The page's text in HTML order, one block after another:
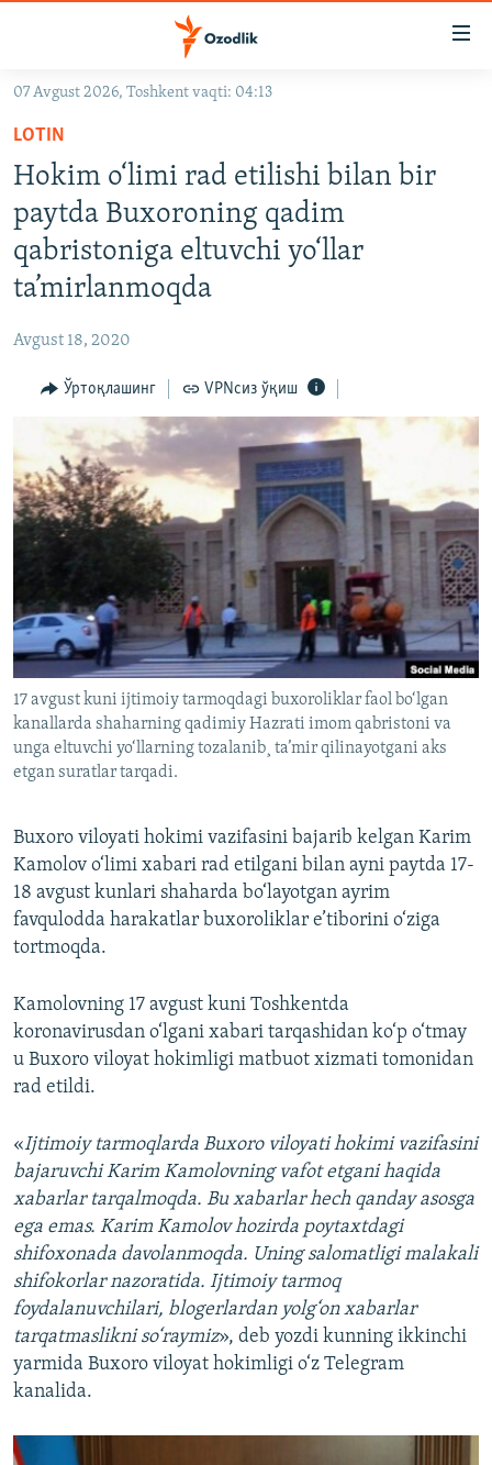
Асосий
навигацияга
ўтинг
Қидиришга
ўтинг
OZODVIDEO
OZODARXIV
На русском
Озодлик бошқа тилларда
07 Avgust 2026, Toshkent vaqti: 04:13
LOTIN
Hokim o‘limi rad etilishi bilan bir
paytda Buxoroning qadim
qabristoniga eltuvchi yo‘llar
ta’mirlanmoqda
Avgust 18, 2020
Ўртоқлашинг VPNсиз ўқиш
17 avgust kuni ijtimoiy tarmoqdagi buxoroliklar faol bo‘lgan
kanallarda shaharning qadimiy Hazrati imom qabristoni va
unga eltuvchi yo‘llarning tozalanib¸ ta’mir qilinayotgani aks
etgan suratlar tarqadi.
Buxoro viloyati hokimi vazifasini bajarib kelgan Karim
Kamolov o‘limi xabari rad etilgani bilan ayni paytda 17-
18 avgust kunlari shaharda bo‘layotgan ayrim
favqulodda harakatlar buxoroliklar e’tiborini o‘ziga
tortmoqda.
Kamolovning 17 avgust kuni Toshkentda
koronavirusdan o‘lgani xabari tarqashidan ko‘p o‘tmay
u Buxoro viloyat hokimligi matbuot xizmati tomonidan
rad etildi.
«Ijtimoiy tarmoqlarda Buxoro viloyati hokimi vazifasini
bajaruvchi Karim Kamolovning vafot etgani haqida
xabarlar tarqalmoqda. Bu xabarlar hech qanday asosga
ega emas. Karim Kamolov hozirda poytaxtdagi
shifoxonada davolanmoqda. Uning salomatligi malakali
shifokorlar nazoratida. Ijtimoiy tarmoq
foydalanuvchilari, blogerlardan yolg‘on xabarlar
tarqatmaslikni so‘raymiz», deb yozdi kunning ikkinchi
yarmida Buxoro viloyat hokimligi o‘z Telegram
kanalida.